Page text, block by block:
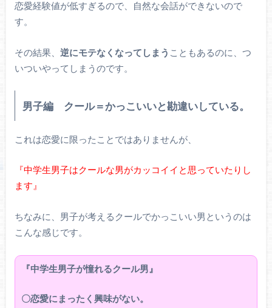
恋愛経験値が低すぎるので、自然な会話ができないので
す。
その結果、 逆にモテなくなってしまう こともあるのに、つ
いついやってしまうのです。
男子編 クール＝かっこいいと勘違いしている。
これは恋愛に限ったことではありませんが、
『中学生男子はクールな男がカッコイイと思っていたりし
ます』
ちなみに、男子が考えるクールでかっこいい男というのは
こんな感じです。
『中学生男子が憧れるクール男』
〇恋愛にまったく興味がない。